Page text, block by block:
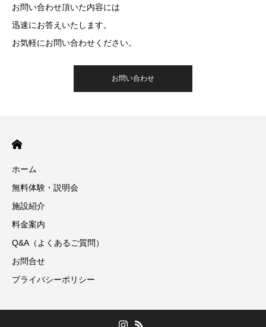
お問い合わせ頂いた内容には
迅速にお答えいたします。
お気軽にお問い合わせください。
お問い合わせ
ホーム
無料体験・説明会
施設紹介
料金案内
Q&A（よくあるご質問）
お問合せ
プライバシーポリシー